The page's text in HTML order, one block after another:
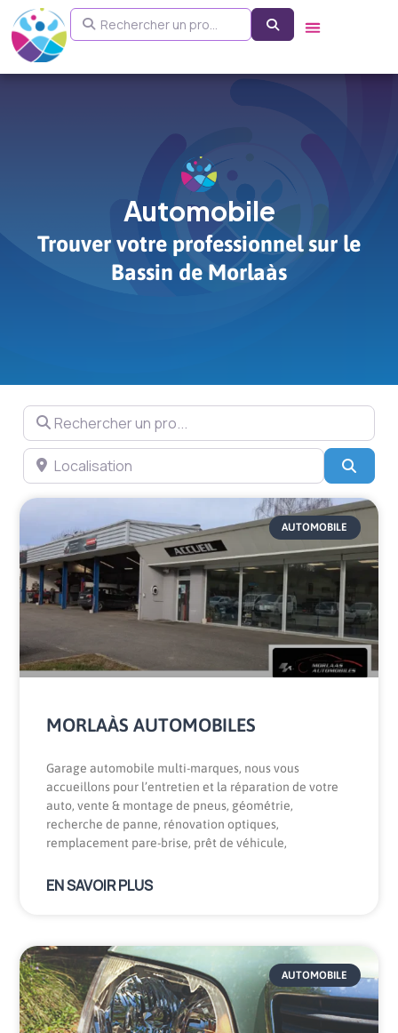
Aller
au
contenu
Rechercher un pro... Search
Automobile
Trouver votre professionnel sur le
Bassin de Morlaàs
Rechercher un pro...
Localisation
AUTOMOBILE
MORLAÀS AUTOMOBILES
Garage automobile multi-marques, nous vous
accueillons pour l’entretien et la réparation de votre
auto, vente & montage de pneus, géométrie,
recherche de panne, rénovation optiques,
remplacement pare-brise, prêt de véhicule,
EN SAVOIR PLUS
AUTOMOBILE